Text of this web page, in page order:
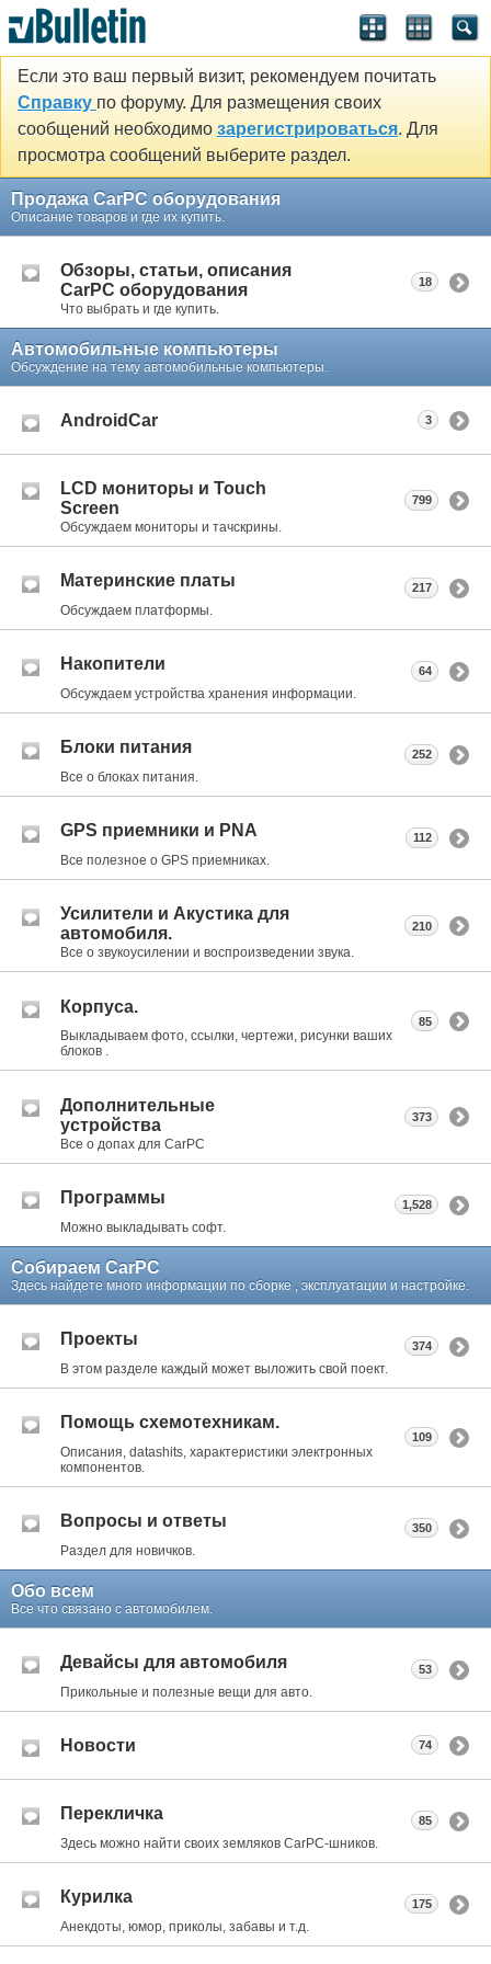
Если это ваш первый визит, рекомендуем почитать
Справку по форуму. Для размещения своих
сообщений необходимо зарегистрироваться. Для
просмотра сообщений выберите раздел.
Продажа CarPC оборудования
Описание товаров и где их купить.
Обзоры, статьи, описания
CarPC оборудования
Что выбрать и где купить.
18
Автомобильные компьютеры
Обсуждение на тему автомобильные компьютеры.
AndroidCar 3
LCD мониторы и Touch
Screen
Обсуждаем мониторы и тачскрины.
799
Материнские платы
Обсуждаем платформы.
217
Накопители
Обсуждаем устройства хранения информации.
64
Блоки питания
Все о блоках питания.
252
GPS приемники и PNA
Все полезное о GPS приемниках.
112
Усилители и Акустика для
автомобиля.
Все о звукоусилении и воспроизведении звука.
210
Корпуса.
Выкладываем фото, ссылки, чертежи, рисунки ваших
блоков .
85
Дополнительные
устройства
Все о допах для CarPC
373
Программы
Можно выкладывать софт.
1,528
Собираем CarPC
Здесь найдете много информации по сборке , эксплуатации и настройке.
Проекты
В этом разделе каждый может выложить свой поект.
374
Помощь схемотехникам.
Описания, datashits, характеристики электронных
компонентов.
109
Вопросы и ответы
Раздел для новичков.
350
Обо всем
Все что связано с автомобилем.
Девайсы для автомобиля
Прикольные и полезные вещи для авто.
53
Новости 74
Перекличка
Здесь можно найти своих земляков CarPC-шников.
85
Курилка
Анекдоты, юмор, приколы, забавы и т.д.
175